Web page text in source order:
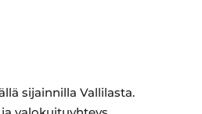
sijainnilla Vallilasta.